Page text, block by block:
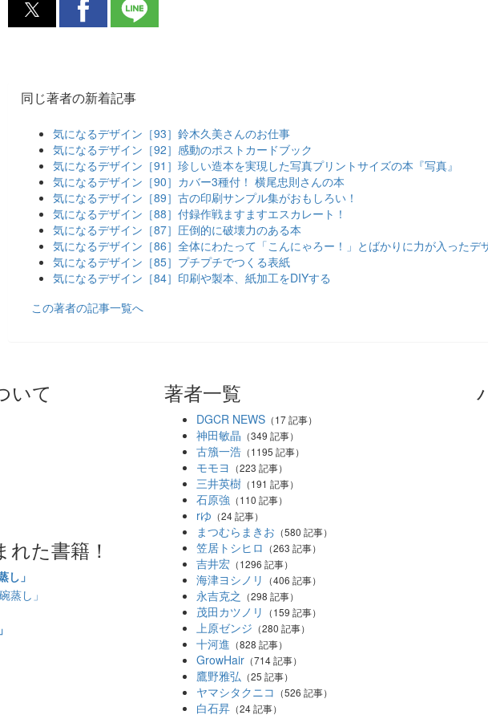
同じ著者の新着記事
気になるデザイン［93］鈴木久美さんのお仕事
気になるデザイン［92］感動のポストカードブック
気になるデザイン［91］珍しい造本を実現した写真プリントサイズの本『写真』
気になるデザイン［90］カバー3種付！ 横尾忠則さんの本
気になるデザイン［89］古の印刷サンプル集がおもしろい！
気になるデザイン［88］付録作戦ますますエスカレート！
気になるデザイン［87］圧倒的に破壊力のある本
気になるデザイン［86］全体にわたって「こんにゃろー！」とばかりに力が入ったデ
気になるデザイン［85］プチプチでつくる表紙
気になるデザイン［84］印刷や製本、紙加工をDIYする
この著者の記事一覧へ
いて
た書籍！
し」
著者一覧
DGCR NEWS （17 記事）
神田敏晶 （349 記事）
古籏一浩 （1195 記事）
モモヨ （223 記事）
三井英樹 （191 記事）
石原強 （110 記事）
rゆ （24 記事）
まつむらまきお （580 記事）
笠居トシヒロ （263 記事）
吉井宏 （1296 記事）
海津ヨシノリ （406 記事）
永吉克之 （298 記事）
茂田カツノリ （159 記事）
上原ゼンジ （280 記事）
十河進 （828 記事）
GrowHair （714 記事）
鷹野雅弘 （25 記事）
ヤマシタクニコ （526 記事）
白石昇 （24 記事）